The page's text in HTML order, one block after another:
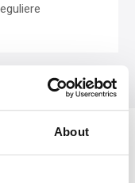
About